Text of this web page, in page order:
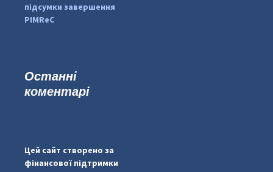
підсумки завершення
PIMReC
Останні
коментарі
Цей сайт створено за
фінансової підтримки